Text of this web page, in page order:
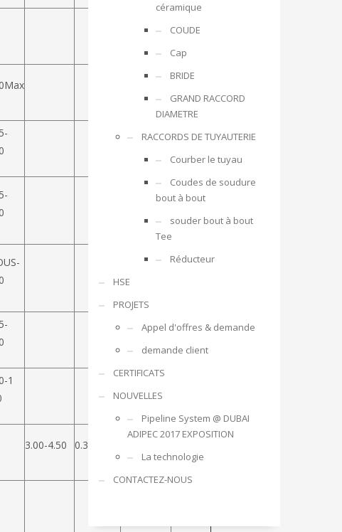
3.15-
4.15
1
3.00-4.50 0.35Max
céramique
COUDE
Cap
BRIDE
GRAND RACCORD
DIAMETRE
RACCORDS DE TUYAUTERIE
Courber le tuyau
Coudes de soudure
bout à bout
souder bout à bout
Tee
Réducteur
HSE
PROJETS
Appel d'offres & demande
demande client
CERTIFICATS
NOUVELLES
Pipeline System @ DUBAI
ADIPEC 2017 EXPOSITION
La technologie
CONTACTEZ-NOUS